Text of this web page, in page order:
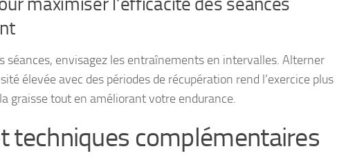
séances, envisagez les entraînements en intervalles. Alterner
élevée avec des périodes de récupération rend l’exercice plus
graisse tout en améliorant votre endurance.
techniques complémentaires